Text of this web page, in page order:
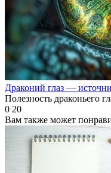
Драконий глаз —
Полезность драконьего
0 20
Вам также может